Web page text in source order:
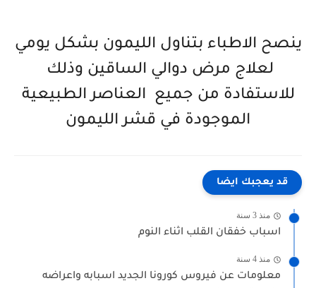
ينصح الاطباء بتناول الليمون بشكل يومي
لعلاج مرض دوالي الساقين وذلك
للاستفادة من جميع العناصر الطبيعية
الموجودة في قشر الليمون
قد يعجبك ايضا
منذ 3 سنة
اسباب خفقان القلب اثناء النوم
منذ 4 سنة
معلومات عن فيروس كورونا الجديد اسبابه واعراضه